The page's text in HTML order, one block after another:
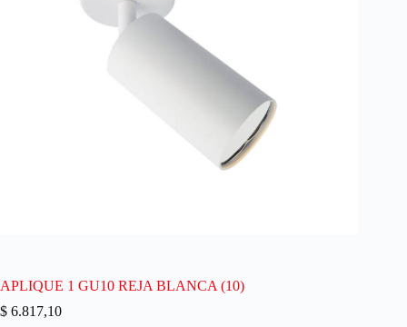
APLIQUE 1 GU10 REJA BLANCA (10)
$ 6.817,10